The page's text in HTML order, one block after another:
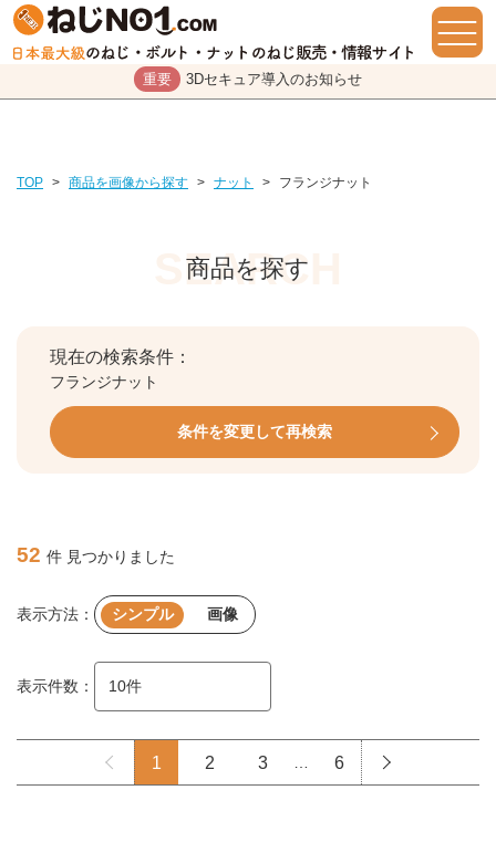
重要 3Dセキュア導入のお知らせ
TOP > 商品を画像から探す > ナット > フランジナット
商品を探す
現在の検索条件：
フランジナット
条件を変更して再検索
52 件 見つかりました
表示方法： シンプル 画像
表示件数：
1 2 3 6